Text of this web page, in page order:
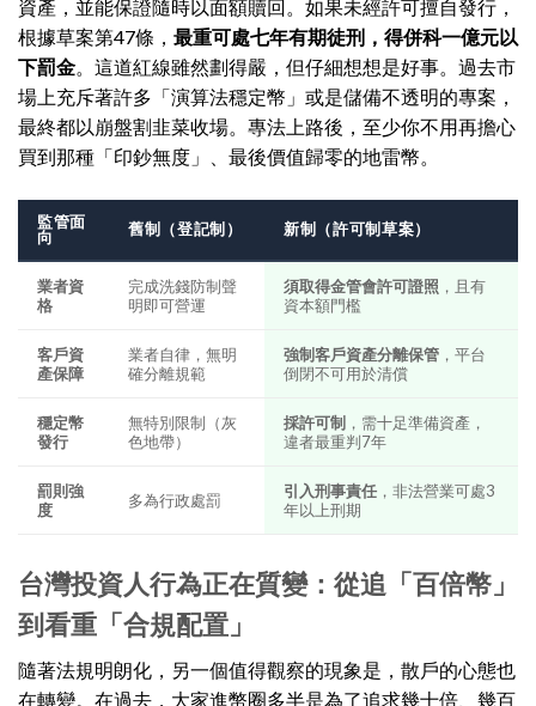
資產，並能保證隨時以面額贖回。如果未經許可擅自發行，
根據草案第47條， 最重可處七年有期徒刑，得併科一億元以
下罰金 。這道紅線雖然劃得嚴，但仔細想想是好事。過去市
場上充斥著許多「演算法穩定幣」或是儲備不透明的專案，
最終都以崩盤割韭菜收場。專法上路後，至少你不用再擔心
買到那種「印鈔無度」、最後價值歸零的地雷幣。
監管面
向
舊制（登記制） 新制（許可制草案）
業者資
格
完成洗錢防制聲
明即可營運
須取得金管會許可證照 ，且有
資本額門檻
客戶資
產保障
業者自律，無明
確分離規範
強制客戶資產分離保管 ，平台
倒閉不可用於清償
穩定幣
發行
無特別限制（灰
色地帶）
採許可制 ，需十足準備資產，
違者最重判7年
罰則強
度
多為行政處罰 引入刑事責任 ，非法營業可處3
年以上刑期
台灣投資人行為正在質變：從追「百倍幣」
到看重「合規配置」
隨著法規明朗化，另一個值得觀察的現象是，散戶的心態也
在轉變。在過去，大家進幣圈多半是為了追求幾十倍、幾百